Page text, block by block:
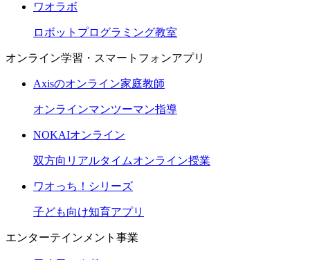
ワオラボ
ロボットプログラミング教室
オンライン学習・スマートフォンアプリ
Axisのオンライン家庭教師
オンラインマンツーマン指導
NOKAIオンライン
双方向リアルタイムオンライン授業
ワオっち！シリーズ
子ども向け知育アプリ
エンターテインメント事業